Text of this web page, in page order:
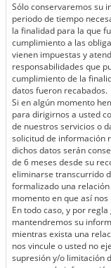
Sólo conservaremos su
periodo de tiempo
la finalidad para la que
cumplimiento a las
vienen impuestas y
responsabilidades que
cumplimiento de la
datos fueron recabados.
Si en algún momento
para dirigirnos a usted
de nuestros servicios o
solicitud de información
dichos datos serán
de 6 meses desde su
eliminarse transcurrido
formalizado una
momento en que así nos
En todo caso, y por regla
mantendremos su
mientras exista una
nos vincule o usted no
supresión y/o limitación